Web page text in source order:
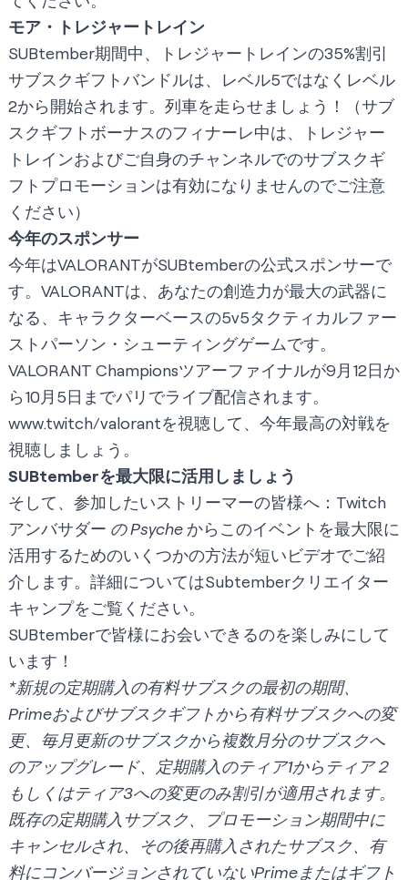
モア・トレジャートレイン
SUBtember期間中、トレジャートレインの35%割引
サブスクギフトバンドルは、レベル5ではなくレベル
2から開始されます。列車を走らせましょう！（サブ
スクギフトボーナスのフィナーレ中は、トレジャー
トレインおよびご自身のチャンネルでのサブスクギ
フトプロモーションは有効になりませんのでご注意
ください）
今年のスポンサー
今年はVALORANTがSUBtemberの公式スポンサーで
す。VALORANTは、あなたの創造力が最大の武器に
なる、キャラクターベースの5v5タクティカルファー
ストパーソン・シューティングゲームです。
VALORANT Championsツアーファイナルが9月12日か
ら10月5日までパリでライブ配信されます。
www.twitch/valorantを視聴して、今年最高の対戦を
視聴しましょう。
SUBtemberを最大限に活用しましょう
そして、参加したいストリーマーの皆様へ：Twitch
アンバサダー の Psyche からこのイベントを最大限に
活用するためのいくつかの方法が短いビデオでご紹
介します。詳細についてはSubtemberクリエイター
キャンプをご覧ください。
SUBtemberで皆様にお会いできるのを楽しみにして
います！
*新規の定期購入の有料サブスクの最初の期間、
Primeおよびサブスクギフトから有料サブスクへの変
更、毎月更新のサブスクから複数月分のサブスクへ
のアップグレード、定期購入のティア1からティア２
もしくはティア3への変更のみ割引が適用されます。
既存の定期購入サブスク、プロモーション期間中に
キャンセルされ、その後再購入されたサブスク、有
料にコンバージョンされていないPrimeまたはギフト